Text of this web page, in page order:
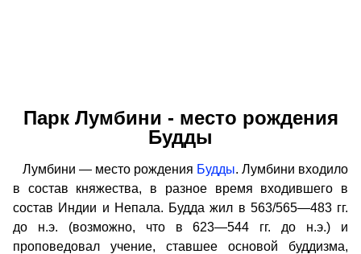
Парк Лумбини - место рождения
Будды
Лумбини — место рождения Будды. Лумбини входило
в состав княжества, в разное время входившего в
состав Индии и Непала. Будда жил в 563/565—483 гг.
до н.э. (возможно, что в 623—544 гг. до н.э.) и
проповедовал учение, ставшее основой буддизма,